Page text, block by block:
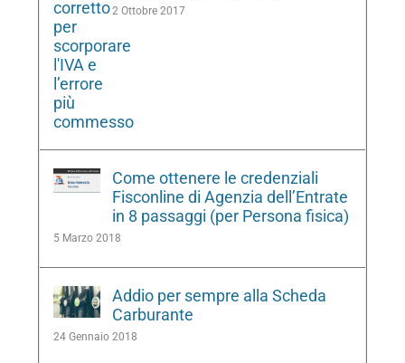
2 Ottobre 2017
Come ottenere le credenziali
Fisconline di Agenzia dell’Entrate
in 8 passaggi (per Persona fisica)
5 Marzo 2018
Addio per sempre alla Scheda
Carburante
24 Gennaio 2018